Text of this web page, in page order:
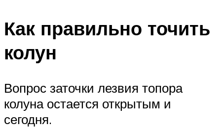
Как правильно точить
колун
Вопрос заточки лезвия топора
колуна остается открытым и
сегодня.